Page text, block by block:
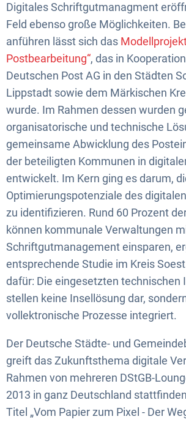
Digitales Schriftgutmanagment
Feld ebenso große Möglichkeiten.
anführen lässt sich das
Postbearbeitung“, das in
Deutschen Post AG in den Städten
Lippstadt sowie dem Märkischen
wurde. Im Rahmen dessen wurden
organisatorische und technische
gemeinsame Abwicklung des
der beteiligten Kommunen in
entwickelt. Im Kern ging es darum,
Optimierungspotenziale des
zu identifizieren. Rund 60 Prozent
können kommunale Verwaltungen
Schriftgutmanagement einsparen,
entsprechende Studie im Kreis
dafür: Die eingesetzten technischen
stellen keine Insellösung dar,
vollektronische Prozesse integriert.
Der Deutsche Städte- und
greift das Zukunftsthema digitale
Rahmen von mehreren DStGB-
2013 in ganz Deutschland
Titel „Vom Papier zum Pixel - Der